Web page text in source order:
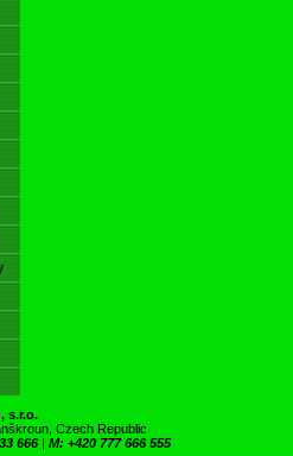
s.r.o.
Czech Republic
666 | M: +420 777 666 555